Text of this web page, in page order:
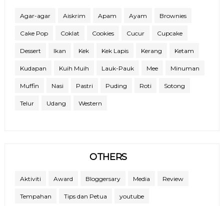
Agar-agar Aiskrim Apam Ayam Brownies
Cake Pop Coklat Cookies Cucur Cupcake
Dessert Ikan Kek Kek Lapis Kerang Ketam
Kudapan Kuih Muih Lauk-Pauk Mee Minuman
Muffin Nasi Pastri Puding Roti Sotong
Telur Udang Western
OTHERS
Aktiviti Award Bloggersary Media Review
Tempahan Tips dan Petua youtube